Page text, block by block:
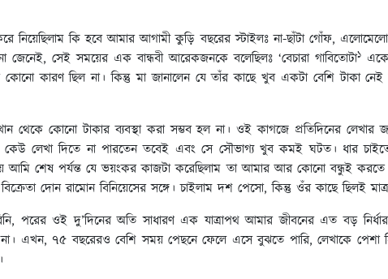
নিয়েছিলাম কি হবে আমার আগামী কুড়ি বছরের স্টাইলঃ না-ছাঁটা গোঁফ,
সেই সময়ের এক বান্ধবী আরেকজনকে বলেছিলঃ ‘বেচারা গাবিতোটা১
কারণ ছিল না। কিন্তু মা জানালেন যে তাঁর কাছে খুব একটা বেশি টাকা
থেকে কোনো টাকার ব্যবস্থা করা সম্ভব হল না। ওই কাগজে প্রতিদিনের
লেখা দিতে না পারতেন তবেই এবং সে সৌভাগ্য খুব কমই ঘটত। ধার চাইতে
আমি শেষ পর্যন্ত যে ভয়ংকর কাজটা করেছিলাম তা আমার আর কোনো বন্ধুই করতে
দোন রামোন বিনিয়েসের সঙ্গে। চাইলাম দশ পেসো, কিন্তু ওঁর কাছে ছিলই
পরের ওই দু’দিনের অতি সাধারণ এক যাত্রাপথ আমার জীবনের এত বড়
এখন, ৭৫ বছরেরও বেশি সময় পেছনে ফেলে এসে বুঝতে পারি, লেখাকে পেশা